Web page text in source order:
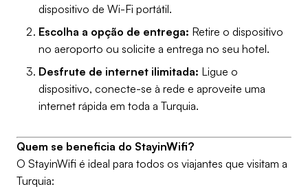
dispositivo de Wi-Fi portátil.
Escolha a opção de entrega: Retire o dispositivo
no aeroporto ou solicite a entrega no seu hotel.
Desfrute de internet ilimitada: Ligue o
dispositivo, conecte-se à rede e aproveite uma
internet rápida em toda a Turquia.
Quem se beneficia do StayinWifi?
O StayinWifi é ideal para todos os viajantes que visitam a
Turquia: